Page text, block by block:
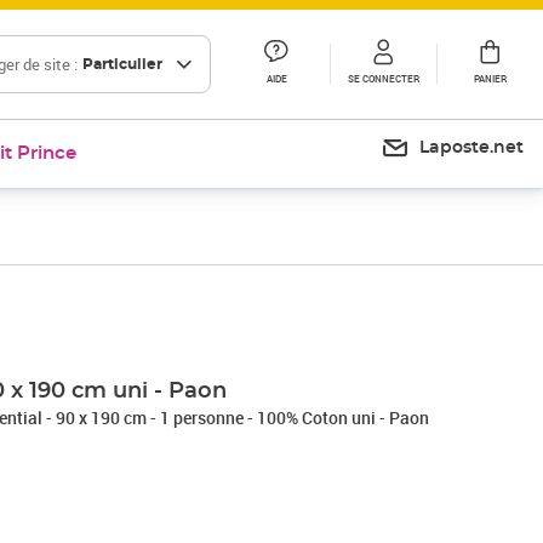
de site : Particulier
AIDE SE CONNECTER PANIER
Prince Laposte.net
x 190 cm uni - Paon
- 90 x 190 cm - 1 personne - 100% Coton uni - Paon